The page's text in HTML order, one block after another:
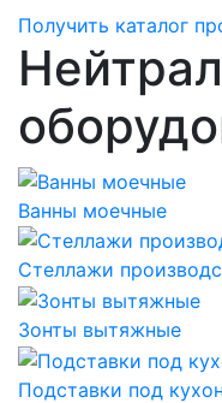
Получить каталог
Ванны моечные
Стеллажи
Зонты вытяжные
Подставки под